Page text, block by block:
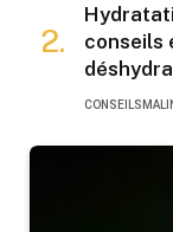
conseils